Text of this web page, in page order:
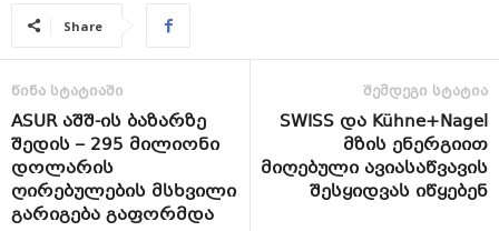
Share
წინა სტატიაში
ASUR აშშ-ის ბაზარზე
შედის – 295 მილიონი
დოლარის
ღირებულების მსხვილი
გარიგება გაფორმდა
შემდეგი სტატია
SWISS და Kühne+Nagel
მზის ენერგიით
მიღებული ავიასაწვავის
შესყიდვას იწყებენ